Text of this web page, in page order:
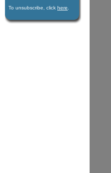
To unsubscribe, click here